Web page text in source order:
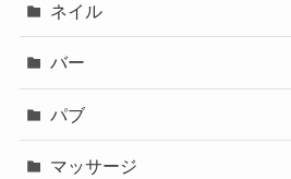
ネイル
バー
パブ
マッサージ